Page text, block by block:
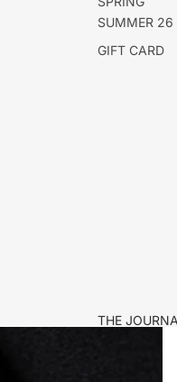
SUMMER 26
GIFT CARD
THE